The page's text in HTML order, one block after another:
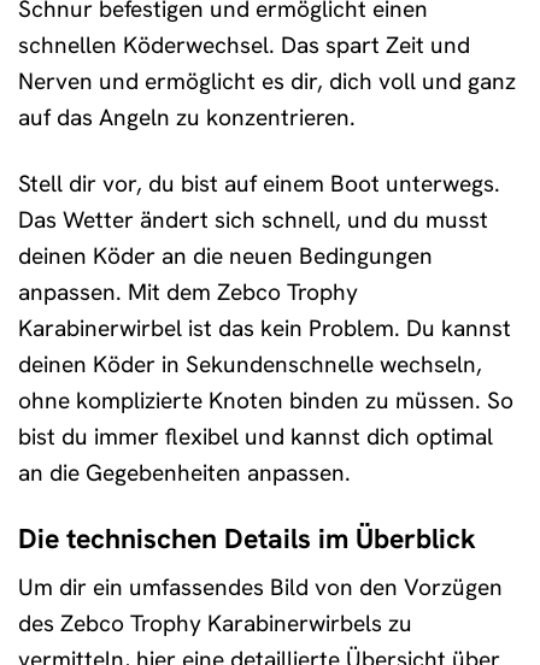
Schnur befestigen und ermöglicht einen
schnellen Köderwechsel. Das spart Zeit und
Nerven und ermöglicht es dir, dich voll und ganz
auf das Angeln zu konzentrieren.
Stell dir vor, du bist auf einem Boot unterwegs.
Das Wetter ändert sich schnell, und du musst
deinen Köder an die neuen Bedingungen
anpassen. Mit dem Zebco Trophy
Karabinerwirbel ist das kein Problem. Du kannst
deinen Köder in Sekundenschnelle wechseln,
ohne komplizierte Knoten binden zu müssen. So
bist du immer flexibel und kannst dich optimal
an die Gegebenheiten anpassen.
Die technischen Details im Überblick
Um dir ein umfassendes Bild von den Vorzügen
des Zebco Trophy Karabinerwirbels zu